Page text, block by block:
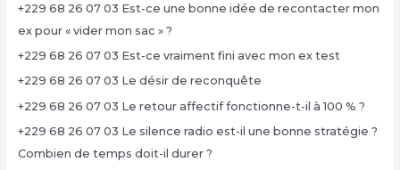
+229 68 26 07 03 Est-ce une bonne idée de recontacter mon
ex pour « vider mon sac » ?
+229 68 26 07 03 Est-ce vraiment fini avec mon ex test
+229 68 26 07 03 Le désir de reconquête
+229 68 26 07 03 Le retour affectif fonctionne-t-il à 100 % ?
+229 68 26 07 03 Le silence radio est-il une bonne stratégie ?
Combien de temps doit-il durer ?